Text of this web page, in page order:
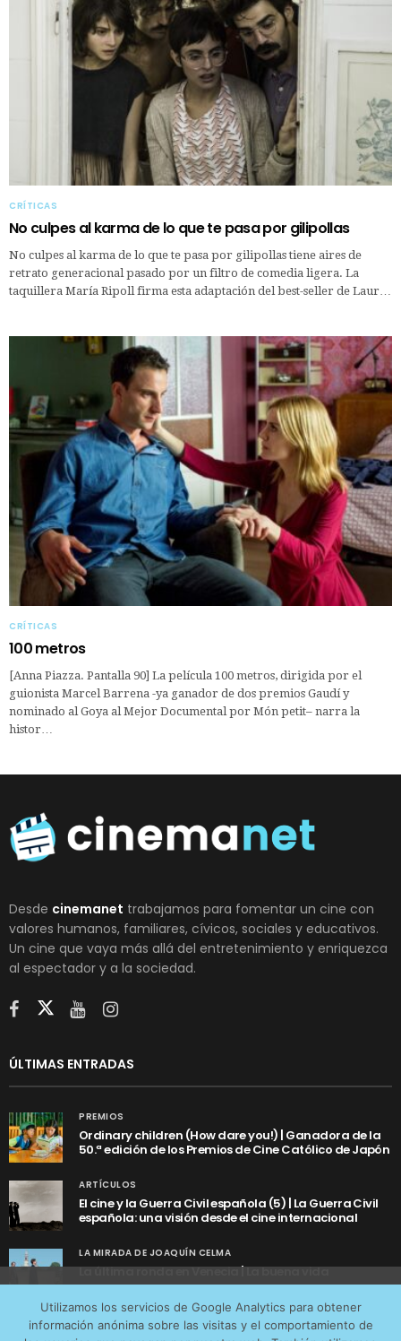
CRÍTICAS
No culpes al karma de lo que te pasa por gilipollas
No culpes al karma de lo que te pasa por gilipollas tiene aires de
retrato generacional pasado por un filtro de comedia ligera. La
taquillera María Ripoll firma esta adaptación del best-seller de Laur…
CRÍTICAS
100 metros
[Anna Piazza. Pantalla 90] La película 100 metros, dirigida por el
guionista Marcel Barrena -ya ganador de dos premios Gaudí y
nominado al Goya al Mejor Documental por Món petit– narra la
histor…
Desde cinemanet trabajamos para fomentar un cine con
valores humanos, familiares, cívicos, sociales y educativos.
Un cine que vaya más allá del entretenimiento y enriquezca
al espectador y a la sociedad.
ÚLTIMAS ENTRADAS
PREMIOS
Ordinary children (How dare you!) | Ganadora de la
50.ª edición de los Premios de Cine Católico de Japón
ARTÍCULOS
El cine y la Guerra Civil española (5) | La Guerra Civil
española: una visión desde el cine internacional
LA MIRADA DE JOAQUÍN CELMA
La última ronda en Venecia | La buena vida
Utilizamos los servicios de Google Analytics para obtener
información anónima sobre las visitas y el comportamiento de
tráfico web que recibimos y conocer los servicios que